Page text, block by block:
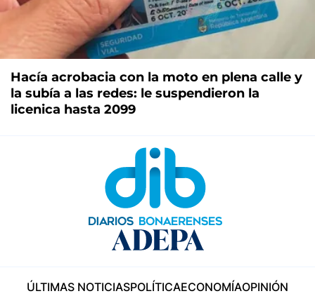
Hacía acrobacia con la moto en plena calle y
la subía a las redes: le suspendieron la
licenica hasta 2099
ÚLTIMAS NOTICIASPOLÍTICAECONOMÍAOPINIÓN